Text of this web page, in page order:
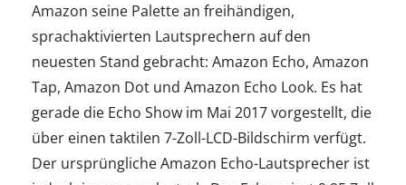
Amazon seine Palette an freihändigen,
sprachaktivierten Lautsprechern auf den
neuesten Stand gebracht: Amazon Echo, Amazon
Tap, Amazon Dot und Amazon Echo Look. Es hat
gerade die Echo Show im Mai 2017 vorgestellt, die
über einen taktilen 7-Zoll-LCD-Bildschirm verfügt.
Der ursprüngliche Amazon Echo-Lautsprecher ist